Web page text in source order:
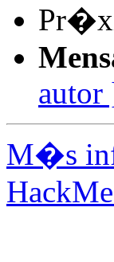
autor
M�s